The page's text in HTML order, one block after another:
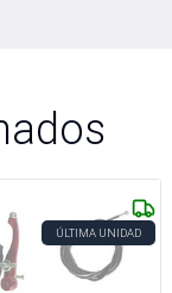
ÚLTIMA UNIDAD